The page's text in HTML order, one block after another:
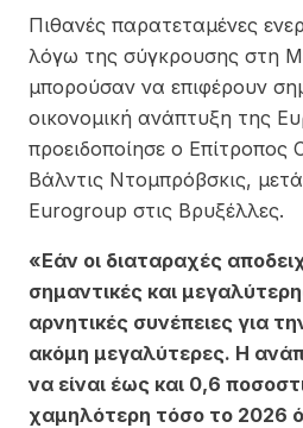
Πιθανές παρατεταμένες
λόγω της σύγκρουσης στη
μπορούσαν να επιφέρουν
οικονομική ανάπτυξη της
προειδοποίησε ο Επίτροπος
Βάλντις Ντομπρόβσκις,
Eurogroup στις Βρυξέλλες.
«Εάν οι διαταραχές
σημαντικές και
αρνητικές συνέπειες για
ακόμη μεγαλύτερες. Η
να είναι έως και 0,6
χαμηλότερη τόσο το 2026